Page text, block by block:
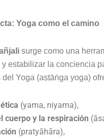
Yoga como el camino
surge como una
y estabilizar la conciencia
del Yoga (aṣṭāṅga yoga)
(yama, niyama),
cuerpo y la respiración
(pratyāhāra),